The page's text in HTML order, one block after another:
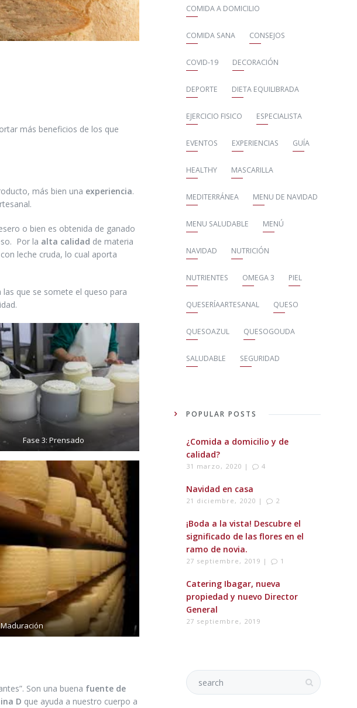
más beneficios de los que
más bien una experiencia.
o bien es obtenida de ganado
Por la alta calidad de materia
leche cruda, lo cual aporta
que se somete el queso para
Fase 3: Prensado
Maduración
Son una buena fuente de
D que ayuda a nuestro cuerpo a
COMIDA A DOMICILIO
COMIDA SANA CONSEJOS
COVID-19 DECORACIÓN
DEPORTE DIETA EQUILIBRADA
EJERCICIO FISICO ESPECIALISTA
EVENTOS EXPERIENCIAS GUÍA
HEALTHY MASCARILLA
MEDITERRÁNEA MENU DE NAVIDAD
MENU SALUDABLE MENÚ
NAVIDAD NUTRICIÓN
NUTRIENTES OMEGA 3 PIEL
QUESERÍAARTESANAL QUESO
QUESOAZUL QUESOGOUDA
SALUDABLE SEGURIDAD
POPULAR POSTS
¿Comida a domicilio y de
calidad?
31 marzo, 2020 | 4
Navidad en casa
21 diciembre, 2020 | 2
¡Boda a la vista! Descubre el
significado de las flores en el
ramo de novia.
27 septiembre, 2019 | 1
Catering Ibagar, nueva
propiedad y nuevo Director
General
27 septiembre, 2019